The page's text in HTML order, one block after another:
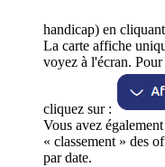
handicap) en
La carte affiche
voyez à l'écran.
cliquez sur :
Vous avez
« classement » des
par date.